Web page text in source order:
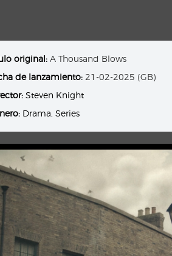
original: A Thousand Blows
de lanzamiento: 21-02-2025 (GB)
Steven Knight
Drama ,Series